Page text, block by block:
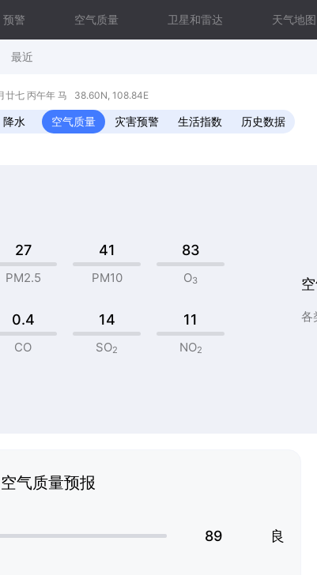
预警 空气质量 卫星和雷达 天气地图
最近
七 丙午年 马 38.60N, 108.84E
降水 空气质量 灾害预警 生活指数 历史数据
27
PM2.5
41
PM10
83
O3
0.4
CO
14
SO2
11
NO2
各
空气质量预报
89 良